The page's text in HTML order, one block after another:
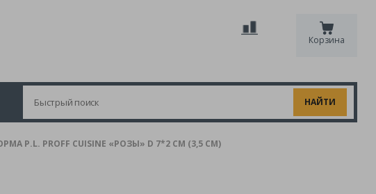
Корзина
P.L. PROFF CUISINE «РОЗЫ» D 7*2 СМ (3,5 СМ)